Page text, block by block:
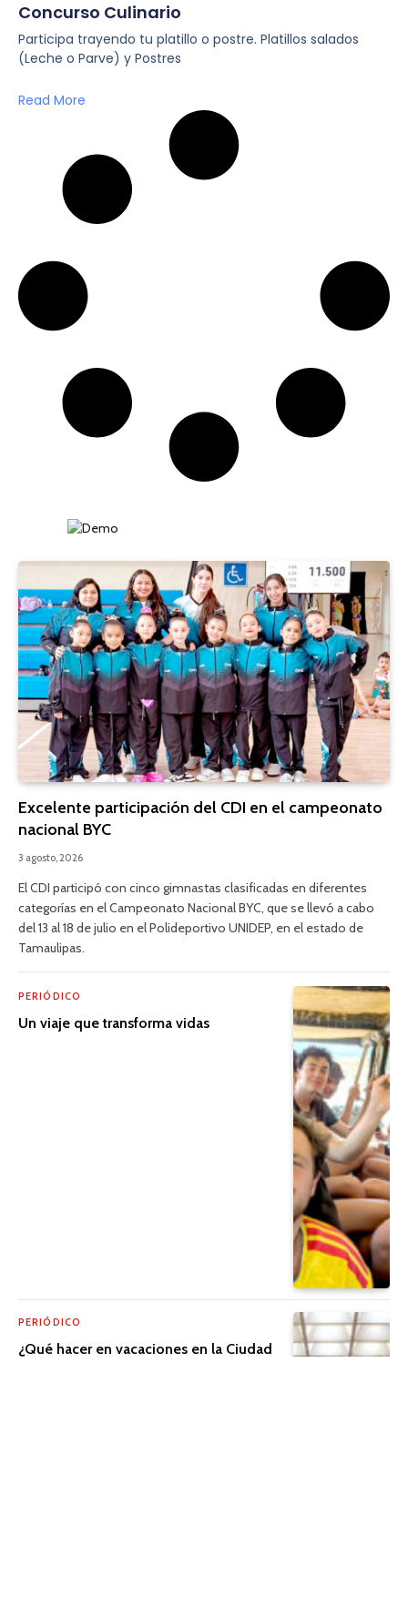
Concurso Culinario
Participa trayendo tu platillo o postre. Platillos salados
(Leche o Parve) y Postres
Read More
Excelente participación del CDI en el campeonato
nacional BYC
3 agosto, 2026
El CDI participó con cinco gimnastas clasificadas en diferentes
categorías en el Campeonato Nacional BYC, que se llevó a cabo
del 13 al 18 de julio en el Polideportivo UNIDEP, en el estado de
Tamaulipas.
PERIÓDICO
Un viaje que transforma vidas
PERIÓDICO
¿Qué hacer en vacaciones en la Ciudad